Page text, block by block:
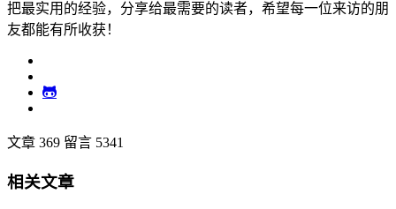
把最实用的经验，分享给最需要的读者，希望每一位来访的朋
友都能有所收获！
文章 369 留言 5341
相关文章